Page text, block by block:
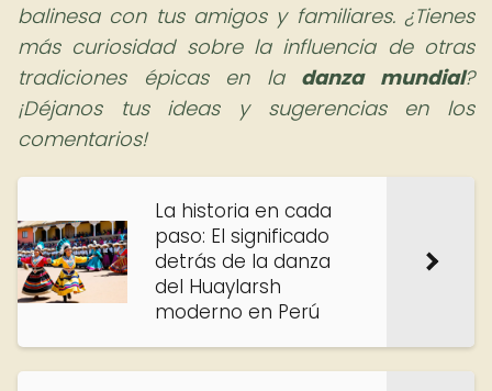
balinesa con tus amigos y familiares. ¿Tienes
más curiosidad sobre la influencia de otras
tradiciones épicas en la danza mundial?
¡Déjanos tus ideas y sugerencias en los
comentarios!
La historia en cada
paso: El significado
detrás de la danza
del Huaylarsh
moderno en Perú